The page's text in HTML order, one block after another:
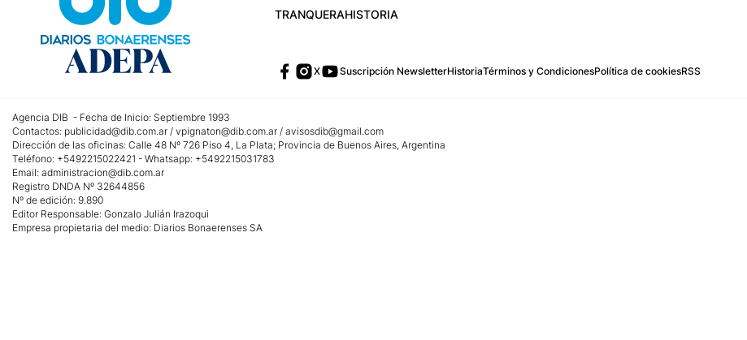
TRANQUERAHISTORIA
X Suscripción NewsletterHistoriaTérminos y CondicionesPolítica de cookiesRSS
Agencia DIB - Fecha de Inicio: Septiembre 1993
Contactos: publicidad@dib.com.ar / vpignaton@dib.com.ar / avisosdib@gmail.com
Dirección de las oficinas: Calle 48 Nº 726 Piso 4, La Plata; Provincia de Buenos Aires, Argentina
Teléfono: +5492215022421 - Whatsapp: +5492215031783
Email: administracion@dib.com.ar
Registro DNDA Nº 32644856
Nº de edición: 9.890
Editor Responsable: Gonzalo Julián Irazoqui
Empresa propietaria del medio: Diarios Bonaerenses SA